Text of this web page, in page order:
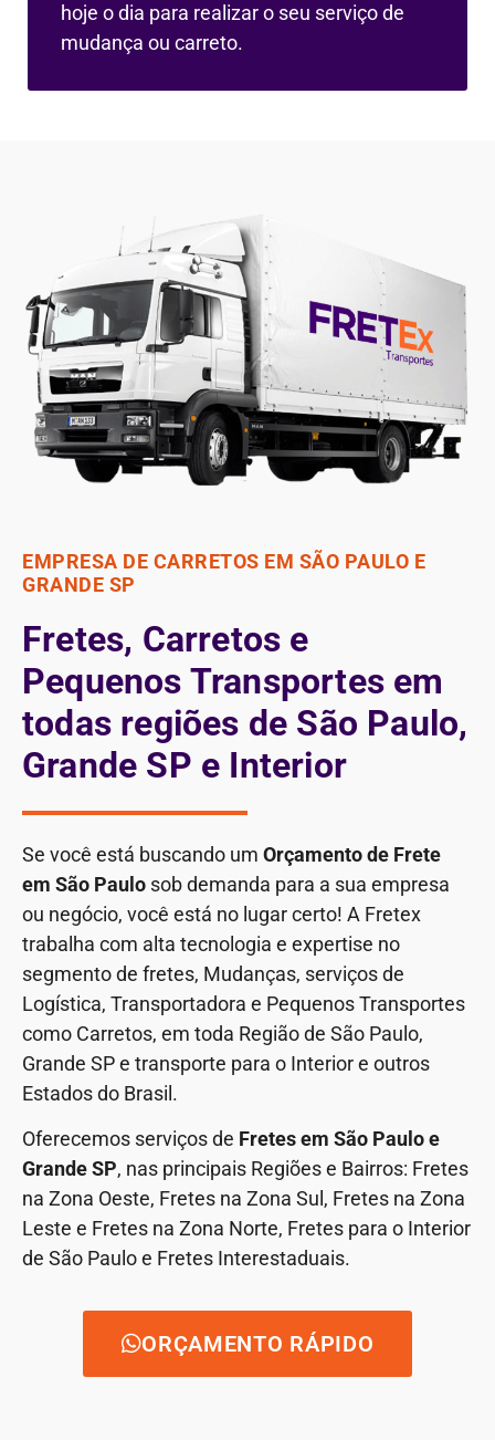
hoje o dia para realizar o seu serviço de
mudança ou carreto.
EMPRESA DE CARRETOS EM SÃO PAULO E
GRANDE SP
Fretes, Carretos e
Pequenos Transportes em
todas regiões de São Paulo,
Grande SP e Interior
Se você está buscando um Orçamento de Frete
em São Paulo sob demanda para a sua empresa
ou negócio, você está no lugar certo! A Fretex
trabalha com alta tecnologia e expertise no
segmento de fretes, Mudanças, serviços de
Logística, Transportadora e Pequenos Transportes
como Carretos, em toda Região de São Paulo,
Grande SP e transporte para o Interior e outros
Estados do Brasil.
Oferecemos serviços de Fretes em São Paulo e
Grande SP, nas principais Regiões e Bairros: Fretes
na Zona Oeste, Fretes na Zona Sul, Fretes na Zona
Leste e Fretes na Zona Norte, Fretes para o Interior
de São Paulo e Fretes Interestaduais.
ORÇAMENTO RÁPIDO